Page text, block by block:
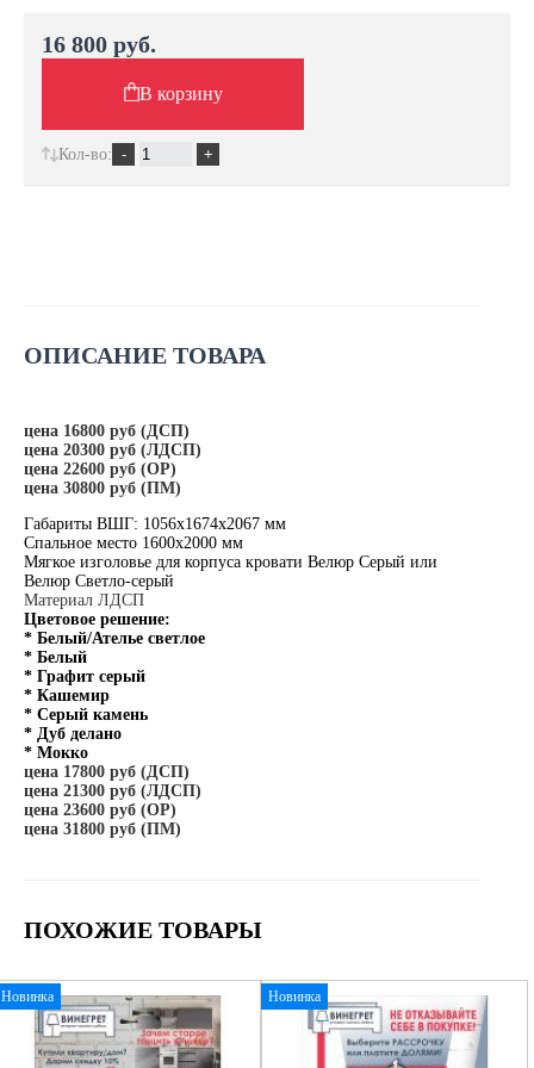
ОПИСАНИЕ ТОВАРА
цена 16800 руб (ДСП)
цена 20300 руб (ЛДСП)
цена 22600 руб (ОР)
цена 30800 руб (ПМ)
Габариты ВШГ: 1056х1674х2067 мм
Спальное место 1600х2000 мм
Мягкое изголовье для корпуса кровати Велюр Серый или
Велюр Светло-серый
Материал ЛДСП
Цветовое решение:
* Белый/Ателье светлое
* Белый
* Графит серый
* Кашемир
* Серый камень
* Дуб делано
* Мокко
цена 17800 руб (ДСП)
цена 21300 руб (ЛДСП)
цена 23600 руб (ОР)
цена 31800 руб (ПМ)
ПОХОЖИЕ ТОВАРЫ
Новинка Новинка
16 800 руб.
В корзину
Кол-во: